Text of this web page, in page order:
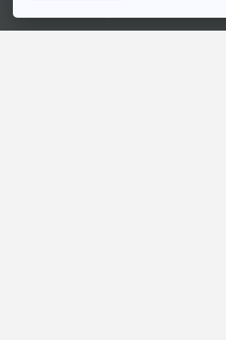
Ⓒ 2020 องค์การกระจายเสียงและแพร่ภาพสาธารณะแห่งประเทศไ
EP. 2026: โลมาหิวน้ำไหม
EP.
ยังไง